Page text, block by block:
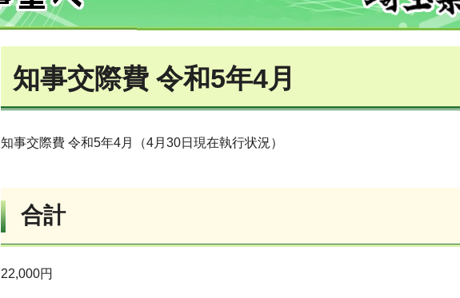
知事交際費 令和5年4月
知事交際費 令和5年4月（4月30日現在執行状況）
合計
22,000円